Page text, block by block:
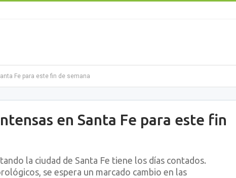
Fe para este fin de semana
en Santa Fe para este fin
la ciudad de Santa Fe tiene los días contados.
se espera un marcado cambio en las